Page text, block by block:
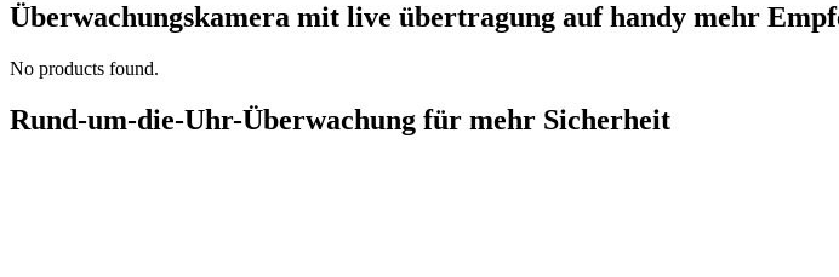
Überwachungskamera mit live übertragung auf handy mehr
No products found.
Rund-um-die-Uhr-Überwachung für mehr Sicherheit